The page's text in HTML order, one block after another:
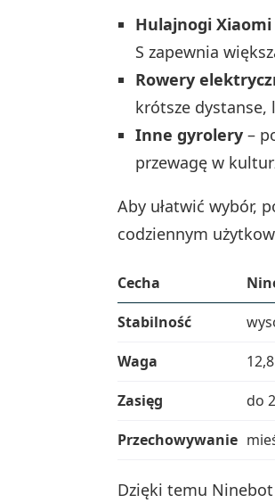
Hulajnogi Xiaomi
S zapewnia
Rowery
krótsze dystanse,
Inne gyrolery –
przewagę w
Aby ułatwić wybór,
codziennym
Cecha
Stabilność
Waga
Zasięg
do
Przechowywanie
Dzięki temu